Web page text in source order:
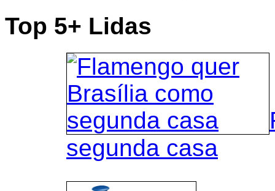
Top 5+ Lidas
segunda casa